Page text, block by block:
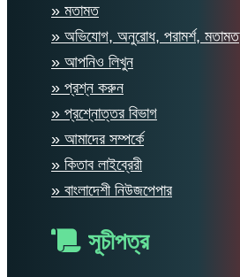
» মতামত
» অভিযোগ, অনুরোধ, পরামর্শ, মতামত
» আপনিও লিখুন
» প্রশ্ন করুন
» প্রশ্নোত্তর বিভাগ
» আমাদের সম্পর্কে
» কিতাব লাইব্রেরী
» বাংলাদেশী নিউজপেপার
সূচীপত্র